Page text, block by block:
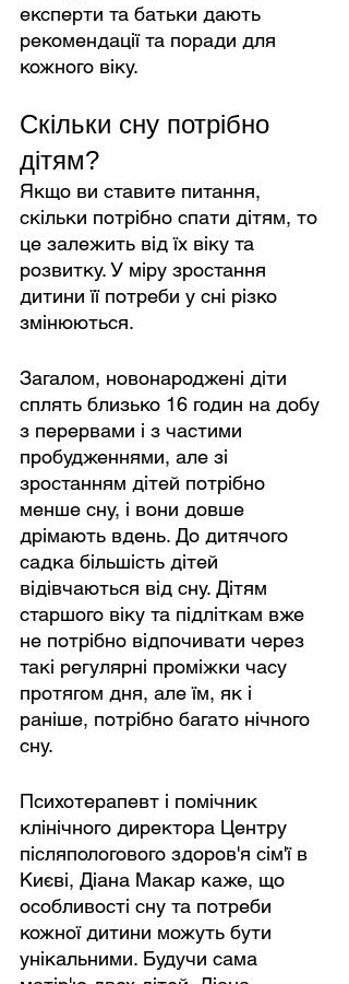
експерти та батьки дають
рекомендації та поради для
кожного віку.
Скільки сну потрібно
дітям?
Якщо ви ставите питання,
скільки потрібно спати дітям, то
це залежить від їх віку та
розвитку. У міру зростання
дитини її потреби у сні різко
змінюються.
Загалом, новонароджені діти
сплять близько 16 годин на добу
з перервами і з частими
пробудженнями, але зі
зростанням дітей потрібно
менше сну, і вони довше
дрімають вдень. До дитячого
садка більшість дітей
відівчаються від сну. Дітям
старшого віку та підліткам вже
не потрібно відпочивати через
такі регулярні проміжки часу
протягом дня, але їм, як і
раніше, потрібно багато нічного
сну.
Психотерапевт і помічник
клінічного директора Центру
післяпологового здоров'я сім'ї в
Києві, Діана Макар каже, що
особливості сну та потреби
кожної дитини можуть бути
унікальними. Будучи сама